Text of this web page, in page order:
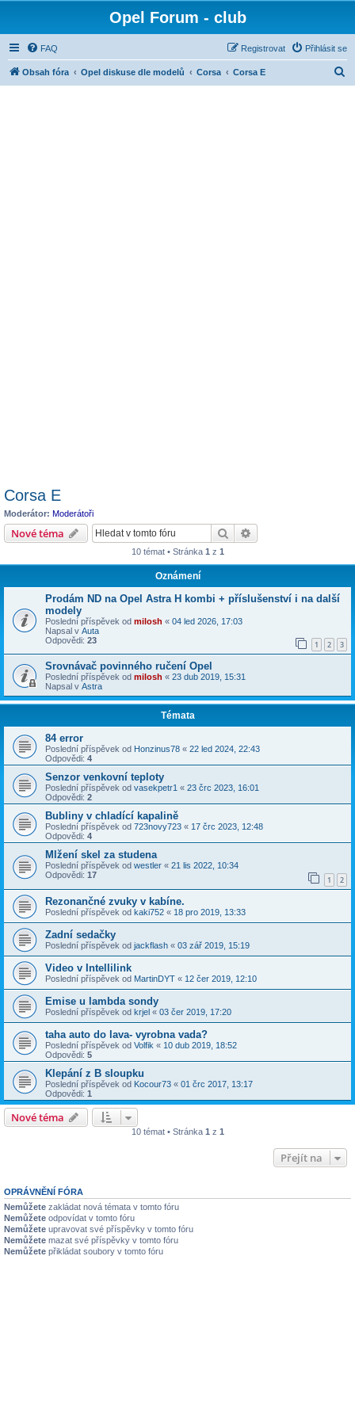
Opel Forum - club
FAQ Přihlásit se
Registrovat
Obsah fóra Opel diskuse dle modelů Corsa Corsa E
Corsa E
Moderátor: Moderátoři
Nové téma Hledat
10 témat • Stránka 1 z 1
Oznámení
Prodám ND na Opel Astra H kombi + příslušenství i na další
modely
Poslední příspěvek od milosh « 04 led 2026, 17:03
Napsal v Auta
Odpovědi: 23 1 2 3
Srovnávač povinného ručení Opel
Poslední příspěvek od milosh « 23 dub 2019, 15:31
Napsal v Astra
Témata
84 error
Poslední příspěvek od Honzinus78 « 22 led 2024, 22:43
Odpovědi: 4
Senzor venkovní teploty
Poslední příspěvek od vasekpetr1 « 23 črc 2023, 16:01
Odpovědi: 2
Bubliny v chladící kapalině
Poslední příspěvek od 723novy723 « 17 črc 2023, 12:48
Odpovědi: 4
Mlžení skel za studena
Poslední příspěvek od westler « 21 lis 2022, 10:34
Odpovědi: 17 1 2
Rezonančné zvuky v kabíne.
Poslední příspěvek od kaki752 « 18 pro 2019, 13:33
Zadní sedačky
Poslední příspěvek od jackflash « 03 zář 2019, 15:19
Video v Intellilink
Poslední příspěvek od MartinDYT « 12 čer 2019, 12:10
Emise u lambda sondy
Poslední příspěvek od krjel « 03 čer 2019, 17:20
taha auto do lava- vyrobna vada?
Poslední příspěvek od Volfik « 10 dub 2019, 18:52
Odpovědi: 5
Klepání z B sloupku
Poslední příspěvek od Kocour73 « 01 črc 2017, 13:17
Odpovědi: 1
Nové téma
10 témat • Stránka 1 z 1
Přejít na
OPRÁVNĚNÍ FÓRA
Nemůžete zakládat nová témata v tomto fóru
Nemůžete odpovídat v tomto fóru
Nemůžete upravovat své příspěvky v tomto fóru
Nemůžete mazat své příspěvky v tomto fóru
Nemůžete přikládat soubory v tomto fóru